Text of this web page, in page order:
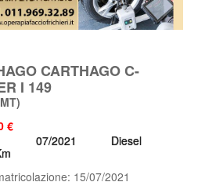
CARTHAGO C-
I 149
€
07/2021 Diesel
15/07/2021